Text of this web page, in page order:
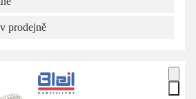
prodejně